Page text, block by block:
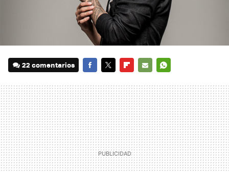
22 comentarios
MAIL